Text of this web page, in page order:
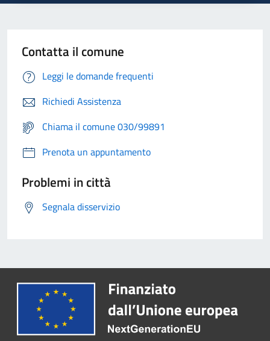
Contatta il comune
Leggi le domande frequenti
Richiedi Assistenza
Chiama il comune 030/99891
Prenota un appuntamento
Problemi in città
Segnala disservizio